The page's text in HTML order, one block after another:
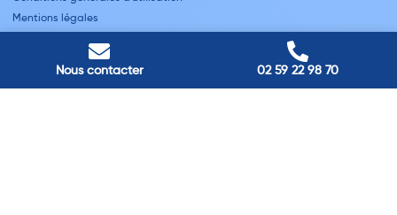
Nous contacter 02 59 22 98 70
Mentions légales